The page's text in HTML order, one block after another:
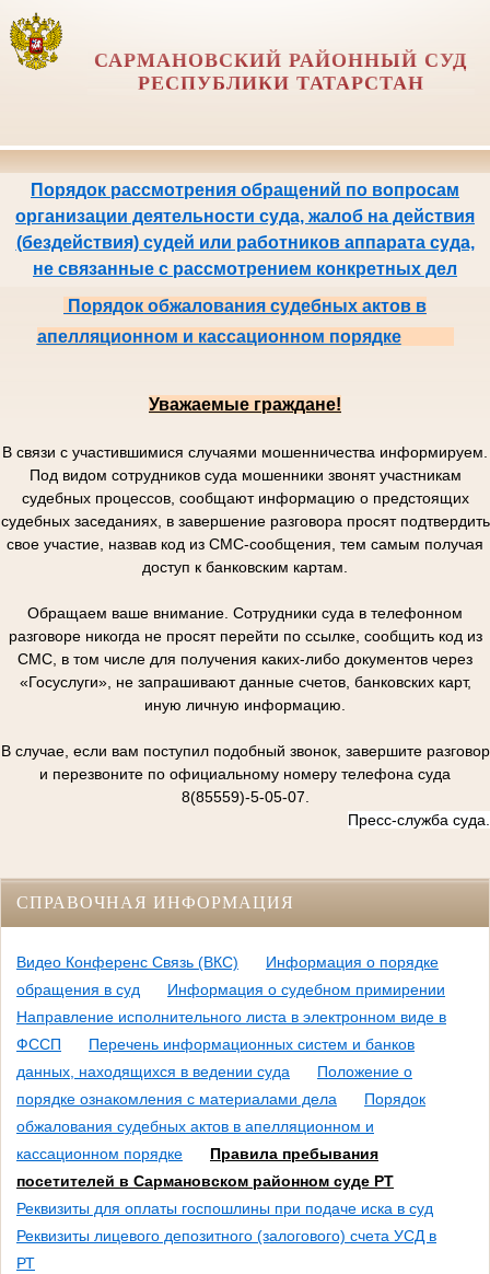
САРМАНОВСКИЙ РАЙОННЫЙ СУД
РЕСПУБЛИКИ ТАТАРСТАН
Порядок рассмотрения обращений по вопросам
организации деятельности суда, жалоб на действия
(бездействия) судей или работников аппарата суда,
не связанные с рассмотрением конкретных дел
Порядок обжалования судебных актов в
апелляционном и кассационном порядке
Уважаемые граждане!
В связи с участившимися случаями мошенничества информируем.
Под видом сотрудников суда мошенники звонят участникам
судебных процессов, сообщают информацию о предстоящих
судебных заседаниях, в завершение разговора просят подтвердить
свое участие, назвав код из СМС-сообщения, тем самым получая
доступ к банковским картам.
Обращаем ваше внимание. Сотрудники суда в телефонном
разговоре никогда не просят перейти по ссылке, сообщить код из
СМС, в том числе для получения каких-либо документов через
«Госуслуги», не запрашивают данные счетов, банковских карт,
иную личную информацию.
В случае, если вам поступил подобный звонок, завершите разговор
и перезвоните по официальному номеру телефона суда
8(85559)-5-05-07.
Пресс-служба суда.
СПРАВОЧНАЯ ИНФОРМАЦИЯ
Видео Конференс Связь (ВКС)
Информация о порядке
обращения в суд
Информация о судебном примирении
Направление исполнительного листа в электронном виде в
ФССП
Перечень информационных систем и банков
данных, находящихся в ведении суда
Положение о
порядке ознакомления с материалами дела
Порядок
обжалования судебных актов в апелляционном и
кассационном порядке
Правила пребывания
посетителей в Сармановском районном суде РТ
Реквизиты для оплаты госпошлины при подаче иска в суд
Реквизиты лицевого депозитного (залогового) счета УСД в
РТ